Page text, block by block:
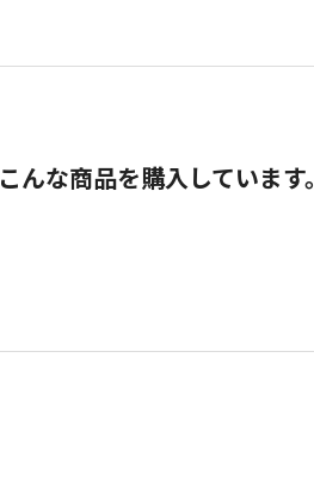
な商品を購入しています。